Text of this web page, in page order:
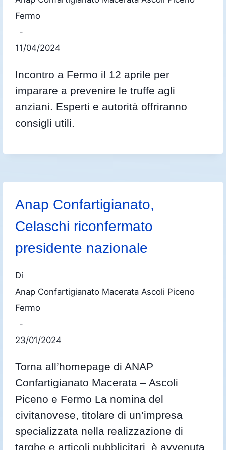
Fermo
11/04/2024
Incontro a Fermo il 12 aprile per
imparare a prevenire le truffe agli
anziani. Esperti e autorità offriranno
consigli utili.
Anap Confartigianato,
Celaschi riconfermato
presidente nazionale
Di
Anap Confartigianato Macerata Ascoli Piceno
Fermo
23/01/2024
Torna all’homepage di ANAP
Confartigianato Macerata – Ascoli
Piceno e Fermo La nomina del
civitanovese, titolare di un’impresa
specializzata nella realizzazione di
targhe e articoli pubblicitari, è avvenuta